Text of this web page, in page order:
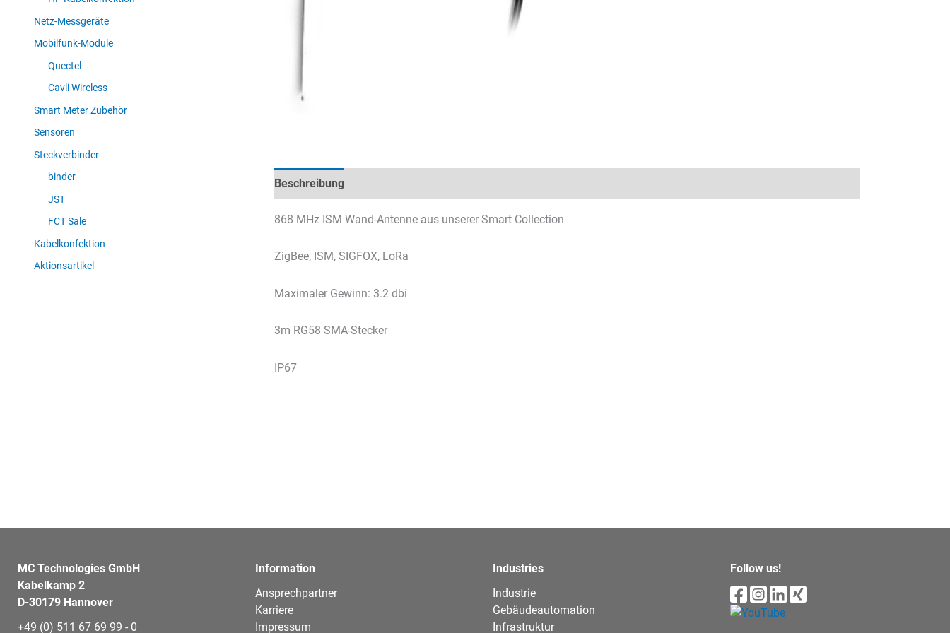
Netz-Messgeräte
Mobilfunk-Module
Quectel
Cavli Wireless
Smart Meter Zubehör
Sensoren
Steckverbinder
binder
JST
FCT Sale
Kabelkonfektion
Aktionsartikel
Beschreibung
868 MHz ISM Wand-Antenne aus unserer Smart Collection
ZigBee, ISM, SIGFOX, LoRa
Maximaler Gewinn: 3.2 dbi
3m RG58 SMA-Stecker
IP67
MC Technologies GmbH
Kabelkamp 2
D-30179 Hannover
+49 (0) 511 67 69 99 - 0
Information
Ansprechpartner
Karriere
Impressum
Industries
Industrie
Gebäudeautomation
Infrastruktur
Follow us!